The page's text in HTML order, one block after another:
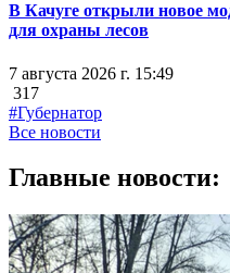
В Качуге открыли новое
для охраны лесов
7 августа 2026 г. 15:49
317
#Губернатор
Все новости
Главные новости: